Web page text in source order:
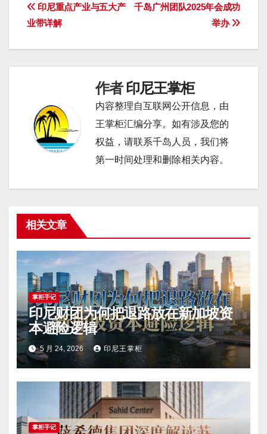
文
章
千岛广州团队2025年会成功
举办
印尼重点产业与五大产
业带详解
作者印尼王掌柜
内容整理自互联网公开信息，由
王掌柜汇编分享。如有涉及您的
权益，请联系千岛人员，我们将
第一时间处理和删除相关内容。
相关文章
掌柜手记
印尼财团为何把退路放在新加坡资
本避险逻辑
5 月 24, 2026 印尼王掌柜
掌柜手记